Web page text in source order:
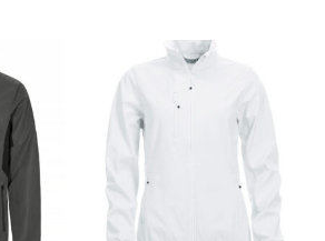
produktet
Alternativene
kan
kan